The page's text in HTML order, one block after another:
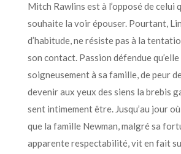
Mitch Rawlins est à l’opposé de celui
souhaite la voir épouser. Pourtant,
d’habitude, ne résiste pas à la
son contact. Passion défendue
soigneusement à sa famille, de peur
devenir aux yeux des siens la brebis
sent intimement être. Jusqu’au jour
que la famille Newman, malgré sa
apparente respectabilité, vit en fait